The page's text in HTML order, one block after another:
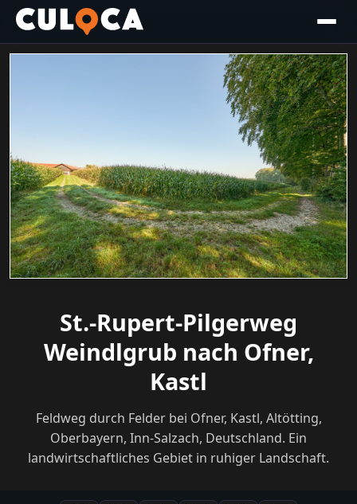
St.-Rupert-Pilgerweg
Weindlgrub nach Ofner,
Kastl
Feldweg durch Felder bei Ofner, Kastl, Altötting,
Oberbayern, Inn-Salzach, Deutschland. Ein
landwirtschaftliches Gebiet in ruhiger Landschaft.